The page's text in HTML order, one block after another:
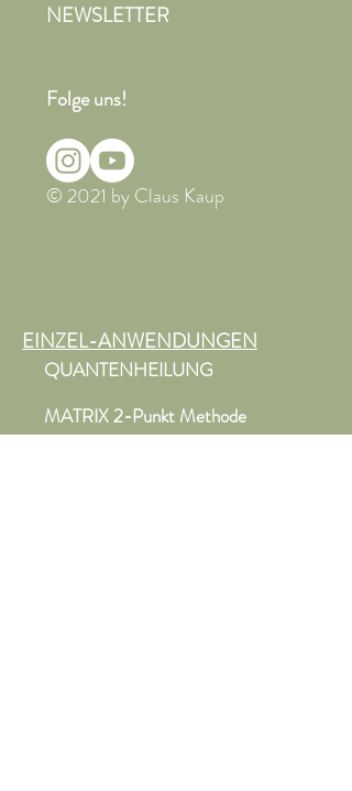
NEWSLETTER
Folge uns!
© 2021 by Claus Kaup
EINZEL-ANWENDUNGEN
QUANTENHEILUNG
MATRIX 2-Punkt Methode